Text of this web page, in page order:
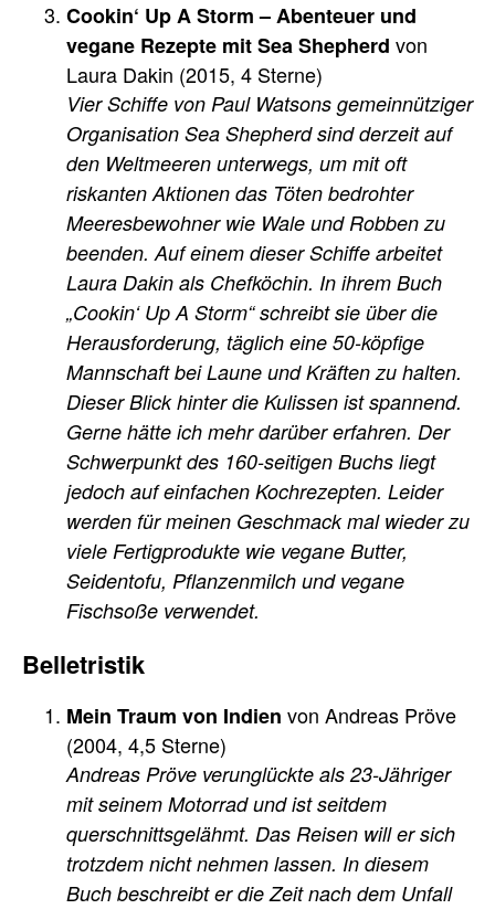
Cookin‘ Up A Storm – Abenteuer und
vegane Rezepte mit Sea Shepherd von
Laura Dakin (2015, 4 Sterne)
Vier Schiffe von Paul Watsons gemeinnütziger
Organisation Sea Shepherd sind derzeit auf
den Weltmeeren unterwegs, um mit oft
riskanten Aktionen das Töten bedrohter
Meeresbewohner wie Wale und Robben zu
beenden. Auf einem dieser Schiffe arbeitet
Laura Dakin als Chefköchin. In ihrem Buch
„Cookin‘ Up A Storm“ schreibt sie über die
Herausforderung, täglich eine 50-köpfige
Mannschaft bei Laune und Kräften zu halten.
Dieser Blick hinter die Kulissen ist spannend.
Gerne hätte ich mehr darüber erfahren. Der
Schwerpunkt des 160-seitigen Buchs liegt
jedoch auf einfachen Kochrezepten. Leider
werden für meinen Geschmack mal wieder zu
viele Fertigprodukte wie vegane Butter,
Seidentofu, Pflanzenmilch und vegane
Fischsoße verwendet.
Belletristik
Mein Traum von Indien von Andreas Pröve
(2004, 4,5 Sterne)
Andreas Pröve verunglückte als 23-Jähriger
mit seinem Motorrad und ist seitdem
querschnittsgelähmt. Das Reisen will er sich
trotzdem nicht nehmen lassen. In diesem
Buch beschreibt er die Zeit nach dem Unfall